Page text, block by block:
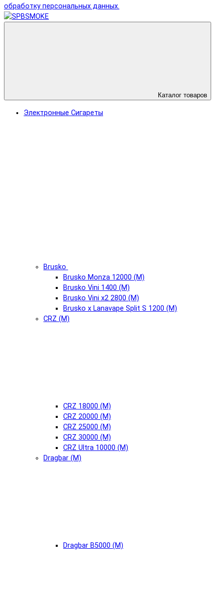
обработку персональных данных.
Каталог товаров
Электронные Сигареты
Brusko
Brusko Monza 12000 (М)
Brusko Vini 1400 (М)
Brusko Vini x2 2800 (М)
Brusko x Lanavape Split S 1200 (М)
CRZ (М)
CRZ 18000 (М)
CRZ 20000 (М)
CRZ 25000 (М)
CRZ 30000 (М)
CRZ Ultra 10000 (М)
Dragbar (М)
Dragbar B5000 (М)